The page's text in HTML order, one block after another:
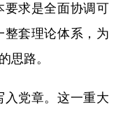
要求是全面协调可
整套理论体系，为
思路。
党章。这一重大